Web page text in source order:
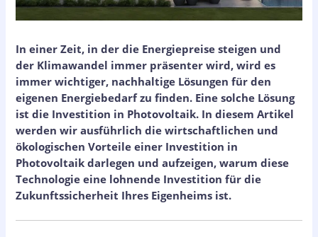
In einer Zeit, in der die Energiepreise steigen und
der Klimawandel immer präsenter wird, wird es
immer wichtiger, nachhaltige Lösungen für den
eigenen Energiebedarf zu finden. Eine solche Lösung
ist die Investition in Photovoltaik. In diesem Artikel
werden wir ausführlich die wirtschaftlichen und
ökologischen Vorteile einer Investition in
Photovoltaik darlegen und aufzeigen, warum diese
Technologie eine lohnende Investition für die
Zukunftssicherheit Ihres Eigenheims ist.